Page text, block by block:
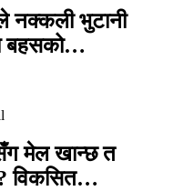
नक्कली भुटानी
बहसको…
मेल खान्छ त
विकसित…